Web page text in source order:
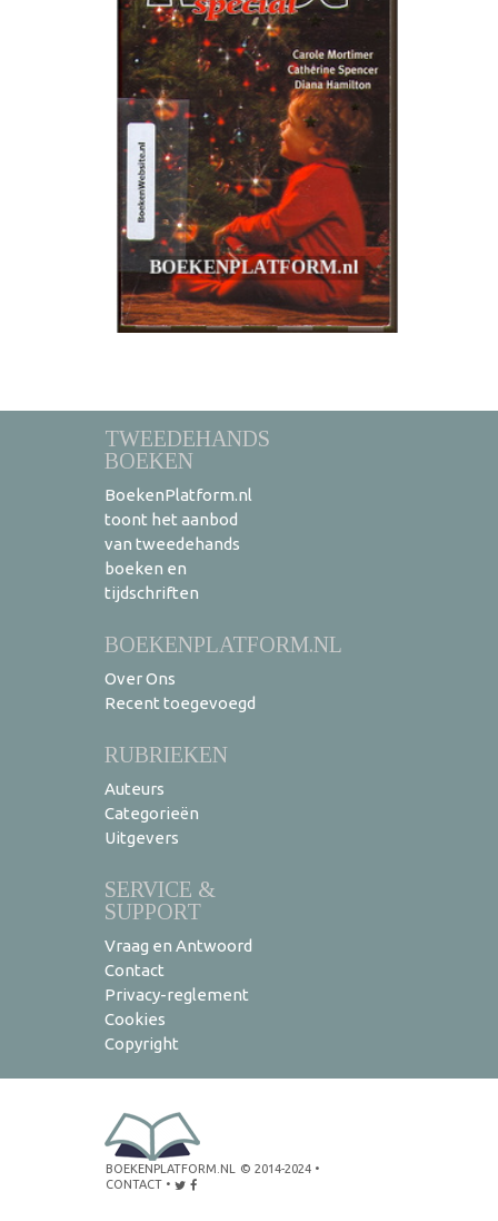
TWEEDEHANDS
BOEKEN
BoekenPlatform.nl
toont het aanbod
van tweedehands
boeken en
tijdschriften
BOEKENPLATFORM.NL
Over Ons
Recent toegevoegd
RUBRIEKEN
Auteurs
Categorieën
Uitgevers
SERVICE &
SUPPORT
Vraag en Antwoord
Contact
Privacy-reglement
Cookies
Copyright
BOEKENPLATFORM.NL © 2014-2024 •
CONTACT •